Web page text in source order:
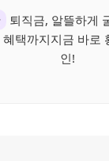
퇴직금, 알뜰하게
택까지지금 바로
인!